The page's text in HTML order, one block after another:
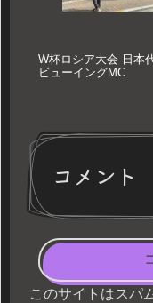
W杯ロシア大会 日本
ビューイングMC
コメント
このサイトはスパ